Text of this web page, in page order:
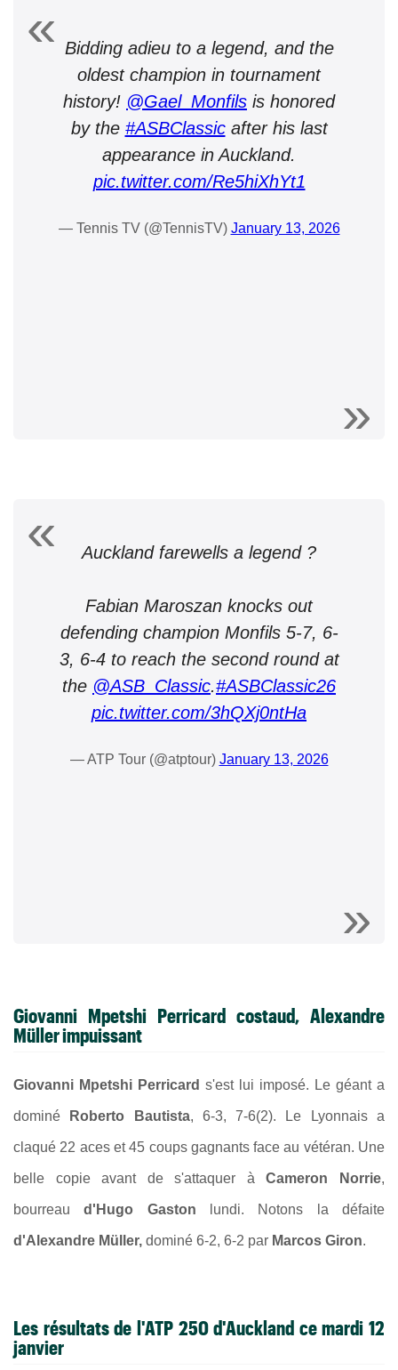
Bidding adieu to a legend, and the
oldest champion in tournament
history! @Gael_Monfils is honored
by the #ASBClassicafter his last
appearance in Auckland.
pic.twitter.com/Re5hiXhYt1
— Tennis TV (@TennisTV) January 13, 2026
Auckland farewells a legend ?
Fabian Maroszan knocks out
defending champion Monfils 5-7, 6-
3, 6-4 to reach the second round at
the @ASB_Classic.#ASBClassic26
pic.twitter.com/3hQXj0ntHa
— ATP Tour (@atptour) January 13, 2026
Giovanni Mpetshi Perricard costaud, Alexandre
Müller impuissant
Giovanni Mpetshi Perricard s'est lui imposé. Le géant a
dominé Roberto Bautista, 6-3, 7-6(2). Le Lyonnais a
claqué 22 aces et 45 coups gagnants face au vétéran. Une
belle copie avant de s'attaquer àCameron Norrie,
bourreaud'Hugo Gaston lundi. Notons la défaite
d'Alexandre Müller, dominé 6-2, 6-2 par Marcos Giron.
Les résultats de l'ATP 250 d'Auckland ce mardi 12
janvier